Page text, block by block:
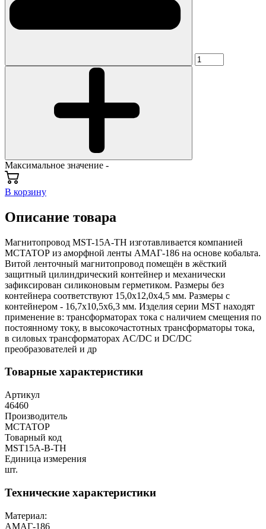
Максимальное значение -
В корзину
Описание товара
Магнитопровод MST-15A-TH изготавливается компанией
МСТАТОР из аморфной ленты АМАГ-186 на основе кобальта.
Витой ленточный магнитопровод помещён в жёсткий
защитный цилиндрический контейнер и механически
зафиксирован силиконовым герметиком. Размеры без
контейнера соответствуют 15,0x12,0x4,5 мм. Размеры с
контейнером - 16,7х10,5х6,3 мм. Изделия серии MST находят
применение в: трансформаторах тока с наличием смещения по
постоянному току, в высокочастотных трансформаторы тока,
в силовых трансформаторах AC/DC и DC/DC
преобразователей и др
Товарные характеристики
Артикул
46460
Производитель
МСТАТОР
Товарный код
MST15A-B-TH
Единица измерения
шт.
Технические характеристики
Материал:
АМАГ-186